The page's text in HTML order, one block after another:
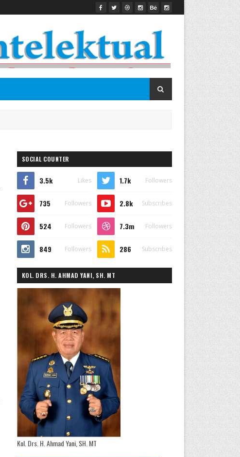
SOCIAL COUNTER
3.5k Likes 1.7k Followers
735 Followers 2.8k Subscribes
524 Followers 7.3m Followers
849 Followers 286 Subscribes
KOL. DRS. H. AHMAD YANI, SH. MT
Kol. Drs. H. Ahmad Yani, SH. MT